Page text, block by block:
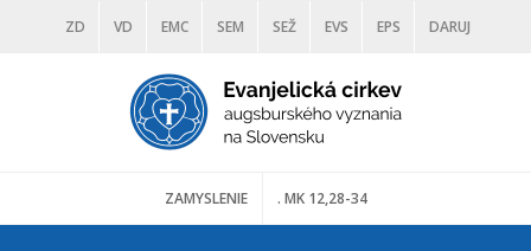
ZD VD EMC SEM SEŽ EVS EPS DARUJ
DIAKONIA ŠKOLY TRANOSCIUS
ZAMYSLENIE . MK 12,28-34